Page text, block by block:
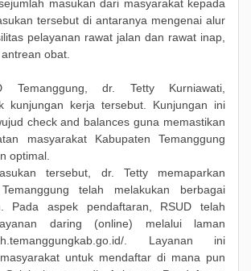
masukan dari masyarakat kepada
tersebut di antaranya mengenai alur
pelayanan rawat jalan dan rawat inap,
obat.
Temanggung, dr. Tetty Kurniawati,
kunjungan kerja tersebut. Kunjungan ini
check and balances guna memastikan
masyarakat Kabupaten Temanggung
optimal.
tersebut, dr. Tetty memaparkan
telah melakukan berbagai
Pada aspek pendaftaran, RSUD telah
daring (online) melalui laman
. Layanan ini
untuk mendaftar di mana pun